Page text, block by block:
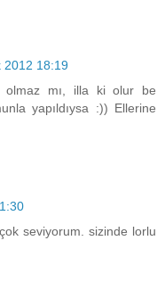
2012 18:19
olmaz mı, illa ki olur be
yapıldıysa :)) Ellerine
seviyorum. sizinde lorlu